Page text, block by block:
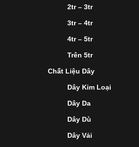
2tr – 3tr
3tr – 4tr
4tr – 5tr
Trên 5tr
Chất Liệu Dây
Dây Kim Loại
Dây Da
Dây Dù
Dây Vải